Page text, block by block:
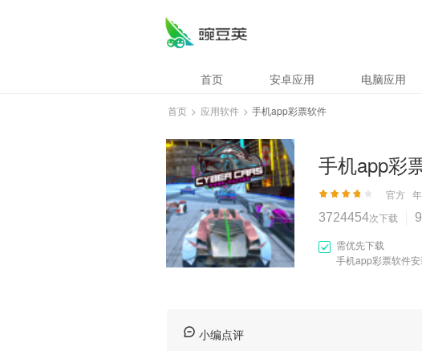
首页 安卓应用 电脑应用
首页 > 应用软件 > 手机app彩票软件
手机app彩
官方
3724454次下载
需优先下载
手机app彩票软件安
小编点评